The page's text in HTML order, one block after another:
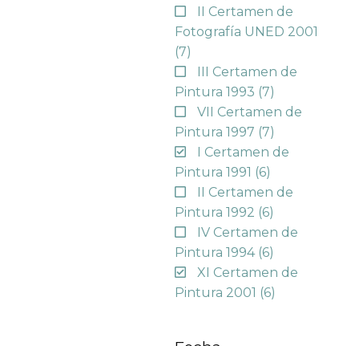
II Certamen de
Fotografía UNED 2001
(7)
III Certamen de
Pintura 1993 (7)
VII Certamen de
Pintura 1997 (7)
I Certamen de
Pintura 1991 (6)
II Certamen de
Pintura 1992 (6)
IV Certamen de
Pintura 1994 (6)
XI Certamen de
Pintura 2001 (6)